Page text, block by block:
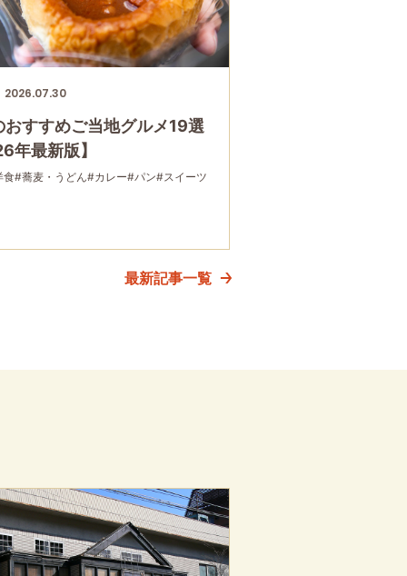
2026.07.30
おすすめご当地グルメ19選
年最新版】
食#蕎麦・うどん#カレー#パン#スイーツ
最新記事一覧